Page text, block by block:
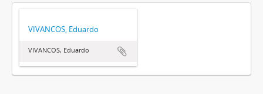
VIVANCOS, Eduardo
VIVANCOS, Eduardo